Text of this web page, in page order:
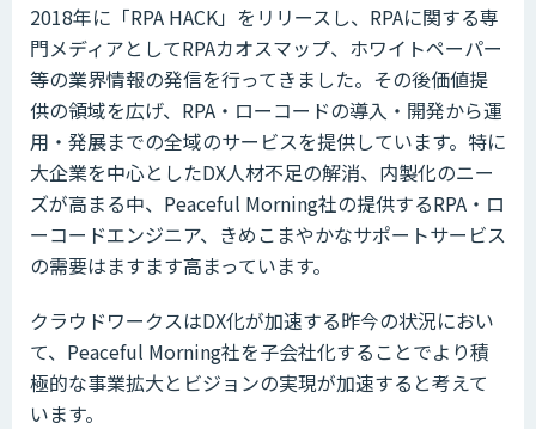
2018年に「RPA HACK」をリリースし、RPAに関する専
門メディアとしてRPAカオスマップ、ホワイトペーパー
等の業界情報の発信を行ってきました。その後価値提
供の領域を広げ、RPA・ローコードの導入・開発から運
用・発展までの全域のサービスを提供しています。特に
大企業を中心としたDX人材不足の解消、内製化のニー
ズが高まる中、Peaceful Morning社の提供するRPA・ロ
ーコードエンジニア、きめこまやかなサポートサービス
の需要はますます高まっています。
クラウドワークスはDX化が加速する昨今の状況におい
て、Peaceful Morning社を子会社化することでより積
極的な事業拡大とビジョンの実現が加速すると考えて
います。